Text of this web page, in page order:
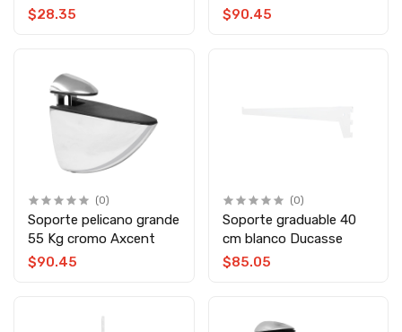
Lusar
$28.35
Axcent
$90.45
(0)
Soporte pelicano grande
55 Kg cromo Axcent
$90.45
(0)
Soporte graduable 40
cm blanco Ducasse
$85.05